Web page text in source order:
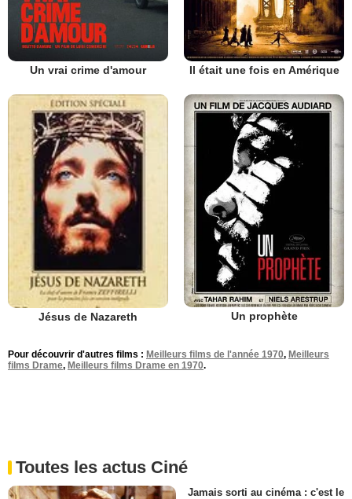
Un vrai crime d'amour Il était une fois en Amérique
Jésus de Nazareth Un prophète
Pour découvrir d'autres films : Meilleurs films de l'année 1970, Meilleurs
films Drame, Meilleurs films Drame en 1970.
Toutes les actus Ciné
Jamais sorti au cinéma : c'est le